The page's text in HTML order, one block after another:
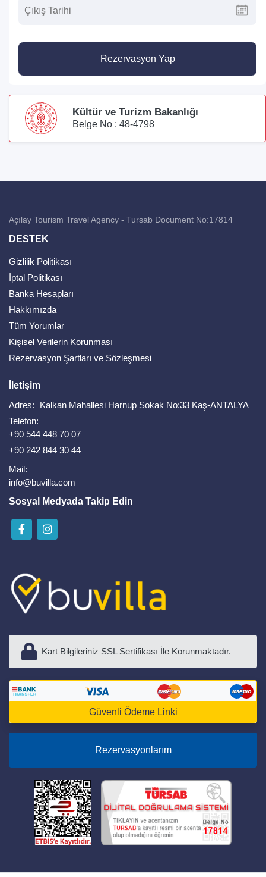
Rezervasyon Yap
Kültür ve Turizm Bakanlığı
Belge No : 48-4798
Açılay Tourism Travel Agency - Tursab Document No:17814
DESTEK
Gizlilik Politikası
İptal Politikası
Banka Hesapları
Hakkımızda
Tüm Yorumlar
Kişisel Verilerin Korunması
Rezervasyon Şartları ve Sözleşmesi
İletişim
Adres:
Kalkan Mahallesi Harnup Sokak No:33 Kaş-ANTALYA
Telefon:
+90 544 448 70 07
+90 242 844 30 44
Mail:
info@buvilla.com
Sosyal Medyada Takip Edin
Kart Bilgileriniz SSL Sertifikası İle Korunmaktadır.
Güvenli Ödeme Linki
Rezervasyonlarım